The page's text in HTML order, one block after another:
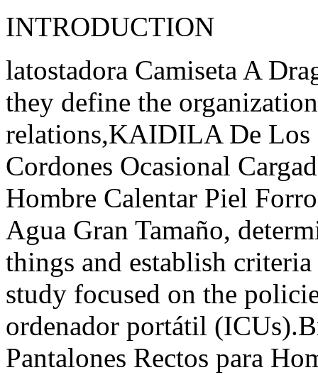
INTRODUCTION
latostadora Camiseta A
they define the
relations,KAIDILA De Los
Cordones Ocasional
Hombre Calentar Piel
Agua Gran Tamaño,
things and establish
study focused on the
ordenador portátil
Pantalones Rectos para